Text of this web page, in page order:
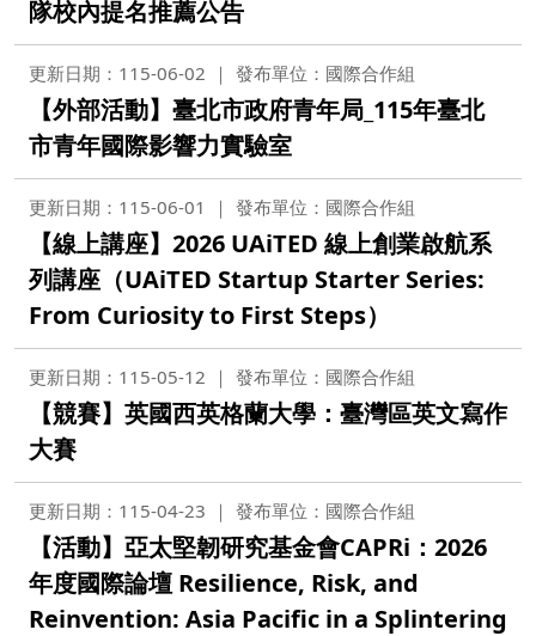
隊校內提名推薦公告
更新日期：115-06-02 發布單位：國際合作組
【外部活動】臺北市政府青年局_115年臺北
市青年國際影響力實驗室
更新日期：115-06-01 發布單位：國際合作組
【線上講座】2026 UAiTED 線上創業啟航系
列講座（UAiTED Startup Starter Series:
From Curiosity to First Steps）
更新日期：115-05-12 發布單位：國際合作組
【競賽】英國西英格蘭大學：臺灣區英文寫作
大賽
更新日期：115-04-23 發布單位：國際合作組
【活動】亞太堅韌研究基金會CAPRi：2026
年度國際論壇 Resilience, Risk, and
Reinvention: Asia Pacific in a Splintering